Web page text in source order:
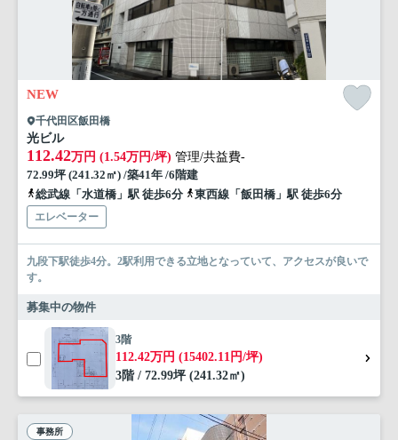
NEW
千代田区飯田橋
光ビル
112.42万円 (1.54万円/坪) 管理/共益費-
72.99坪 (241.32㎡) /築41年 /6階建
総武線「水道橋」駅 徒歩6分
東西線「飯田橋」駅 徒歩6分
エレベーター
九段下駅徒歩4分。2駅利用できる立地となっていて、アクセスが良いで
す。
募集中の物件
3階
112.42万円 (15402.11円/坪)
3階 / 72.99坪 (241.32㎡)
事務所